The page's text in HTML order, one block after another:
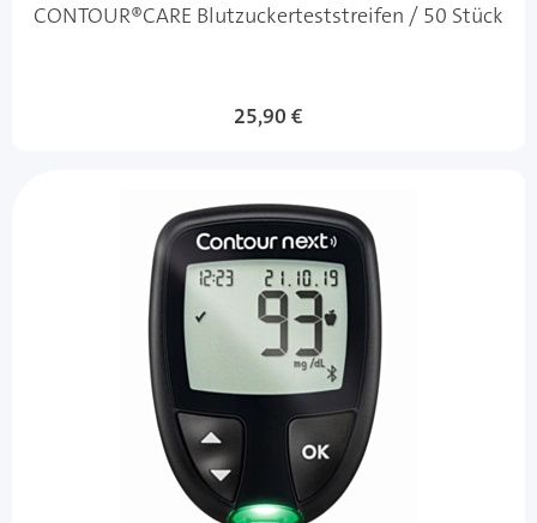
CONTOUR®CARE Blutzuckerteststreifen / 50 Stück
25,90 €